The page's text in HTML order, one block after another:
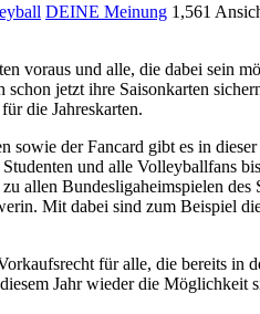
DEINE Meinung 1,561
voraus und alle, die dabei sein
jetzt ihre Saisonkarten
die Jahreskarten.
der Fancard gibt es in
und alle Volleyballfans
allen Bundesligaheimspielen
Mit dabei sind zum Beispiel
für alle, die bereits in
Jahr wieder die Möglichkeit